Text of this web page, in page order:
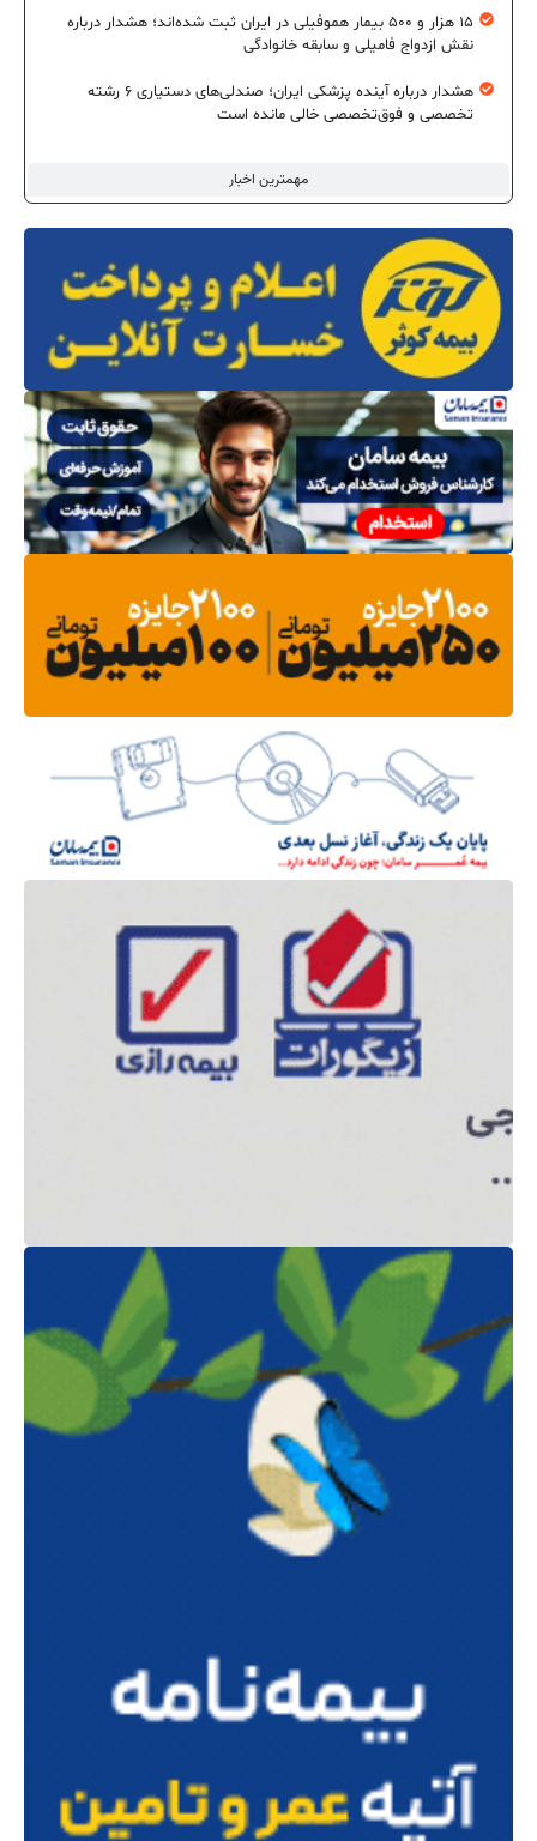
مهمترین اخبار
۱۵ هزار و ۵۰۰ بیمار هموفیلی در ایران ثبت شده‌اند؛ هشدار درباره
نقش ازدواج فامیلی و سابقه خانوادگی
هشدار درباره آینده پزشکی ایران؛ صندلی‌های دستیاری ۶ رشته
تخصصی و فوق‌تخصصی خالی مانده است